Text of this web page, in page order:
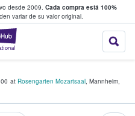
desde 2009. Cada compra está 100%
variar de su valor original.
StubHub: donde
boletos
at Rosengarten Mozartsaal, Mannheim,